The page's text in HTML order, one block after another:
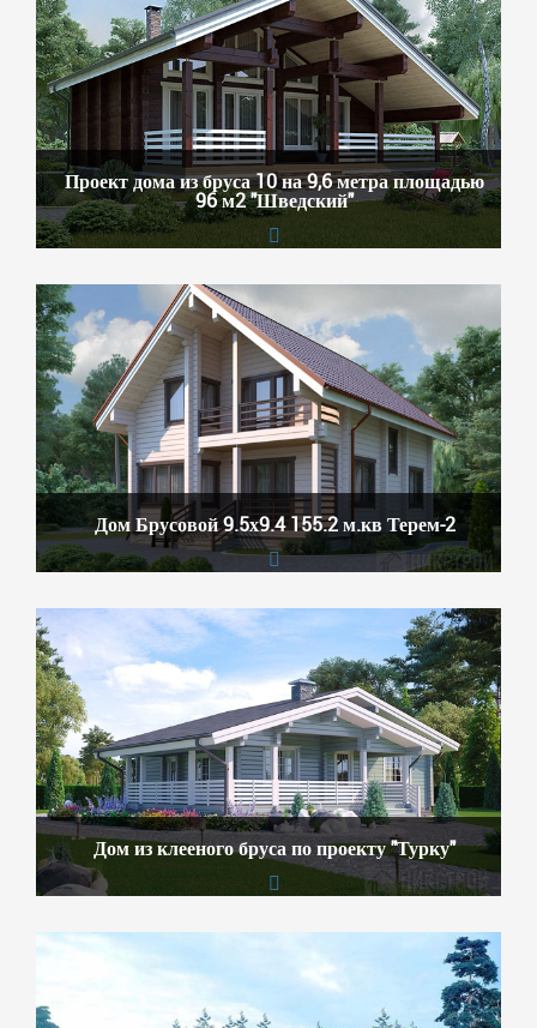
Проект дома из бруса 10 на 9,6 метра площадью
96 м2 "Шведский"
Дом Брусовой 9.5х9.4 155.2 м.кв Терем-2
Дом из клееного бруса по проекту "Турку"